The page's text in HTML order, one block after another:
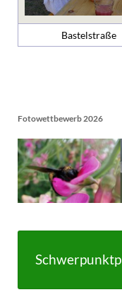
Bastelstraße
Fotowettbewerb 2026